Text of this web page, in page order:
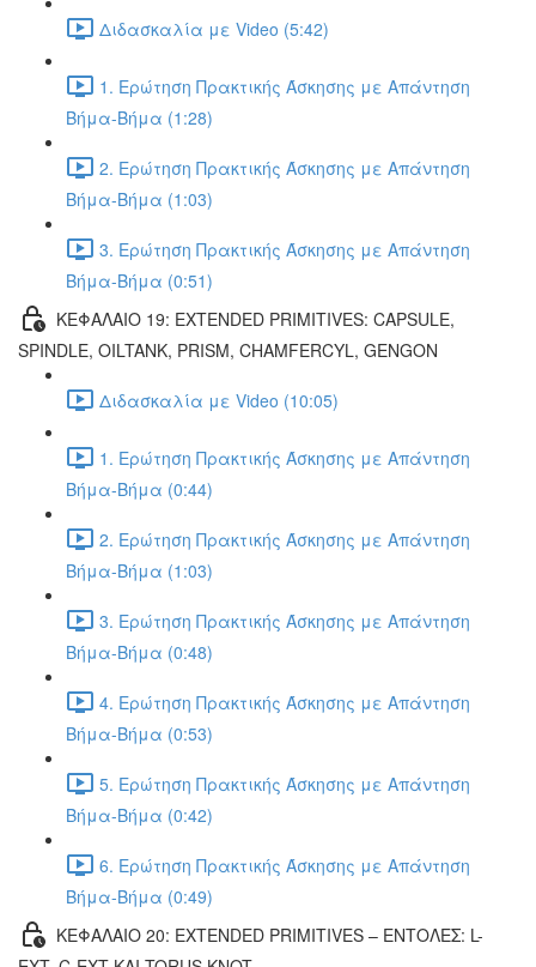
Διδασκαλία με Video (5:42)
1. Ερώτηση Πρακτικής Άσκησης με Απάντηση
Βήμα-Βήμα (1:28)
2. Ερώτηση Πρακτικής Άσκησης με Απάντηση
Βήμα-Βήμα (1:03)
3. Ερώτηση Πρακτικής Άσκησης με Απάντηση
Βήμα-Βήμα (0:51)
ΚΕΦΑΛΑΙΟ 19: EXTENDED PRIMITIVES: CAPSULE,
SPINDLE, OILTANK, PRISM, CHAMFERCYL, GENGON
Διδασκαλία με Video (10:05)
1. Ερώτηση Πρακτικής Άσκησης με Απάντηση
Βήμα-Βήμα (0:44)
2. Ερώτηση Πρακτικής Άσκησης με Απάντηση
Βήμα-Βήμα (1:03)
3. Ερώτηση Πρακτικής Άσκησης με Απάντηση
Βήμα-Βήμα (0:48)
4. Ερώτηση Πρακτικής Άσκησης με Απάντηση
Βήμα-Βήμα (0:53)
5. Ερώτηση Πρακτικής Άσκησης με Απάντηση
Βήμα-Βήμα (0:42)
6. Ερώτηση Πρακτικής Άσκησης με Απάντηση
Βήμα-Βήμα (0:49)
ΚΕΦΑΛΑΙΟ 20: EXTENDED PRIMITIVES – ΕΝΤΟΛΕΣ: L-